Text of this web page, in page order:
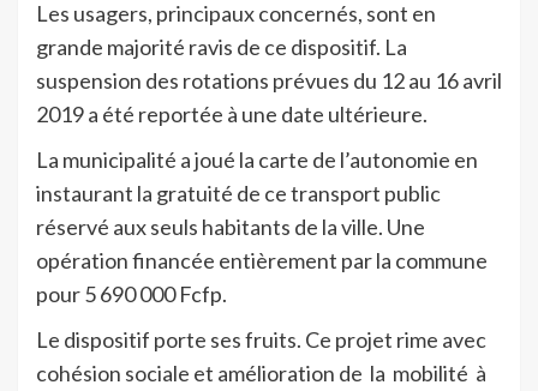
Les usagers, principaux concernés, sont en
grande majorité ravis de ce dispositif. La
suspension des rotations prévues du 12 au 16 avril
2019 a été reportée à une date ultérieure.
La municipalité a joué la carte de l’autonomie en
instaurant la gratuité de ce transport public
réservé aux seuls habitants de la ville. Une
opération financée entièrement par la commune
pour 5 690 000 Fcfp.
Le dispositif porte ses fruits. Ce projet rime avec
cohésion sociale et amélioration de la mobilité à